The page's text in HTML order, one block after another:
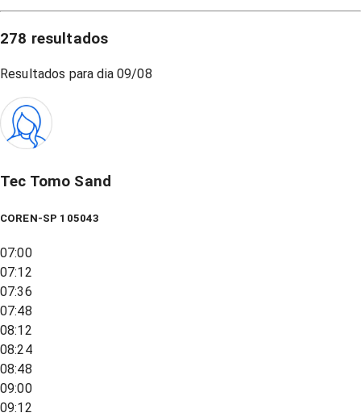
278 resultados
Resultados para dia 09/08
Tec Tomo Sand
COREN-SP 105043
07:00
07:12
07:36
07:48
08:12
08:24
08:48
09:00
09:12